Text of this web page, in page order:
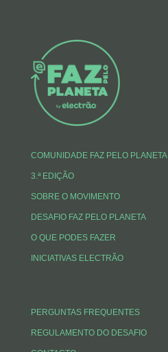
COMUNIDADE FAZ PELO PLANETA
3.ª EDIÇÃO
SOBRE O MOVIMENTO
DESAFIO FAZ PELO PLANETA
O QUE PODES FAZER
INICIATIVAS ELECTRÃO
PERGUNTAS FREQUENTES
REGULAMENTO DO DESAFIO